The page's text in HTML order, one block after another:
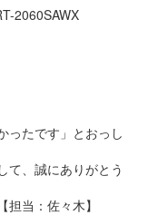
ったです」とおっし
て、誠にありがとう
当：佐々木】